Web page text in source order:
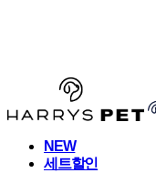
NEW
세트할인